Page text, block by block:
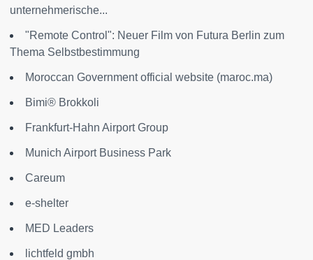
unternehmerische...
"Remote Control": Neuer Film von Futura Berlin zum
Thema Selbstbestimmung
Moroccan Government official website (maroc.ma)
Bimi® Brokkoli
Frankfurt-Hahn Airport Group
Munich Airport Business Park
Careum
e-shelter
MED Leaders
lichtfeld gmbh